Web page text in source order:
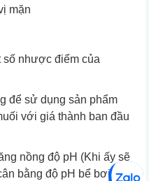
mặn
số nhược điểm của
để sử dụng sản phẩm
với giá thành ban đầu
nồng độ pH (Khi ấy sẽ
bằng độ pH bể bơi)